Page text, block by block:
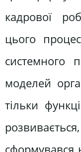
кадрової
цього
системного
моделей
тільки